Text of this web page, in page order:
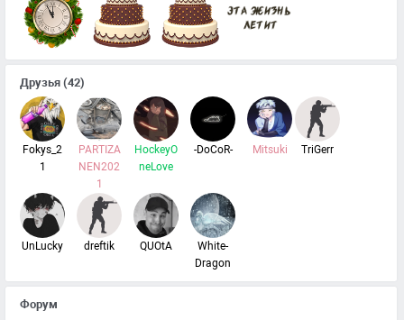
Друзья (42)
Fokys_2
1
PARTIZA
NEN202
1
HockeyO
neLove
-DoCoR- Mitsuki TriGerr
UnLucky dreftik QUOtA
White-
Dragon
Форум